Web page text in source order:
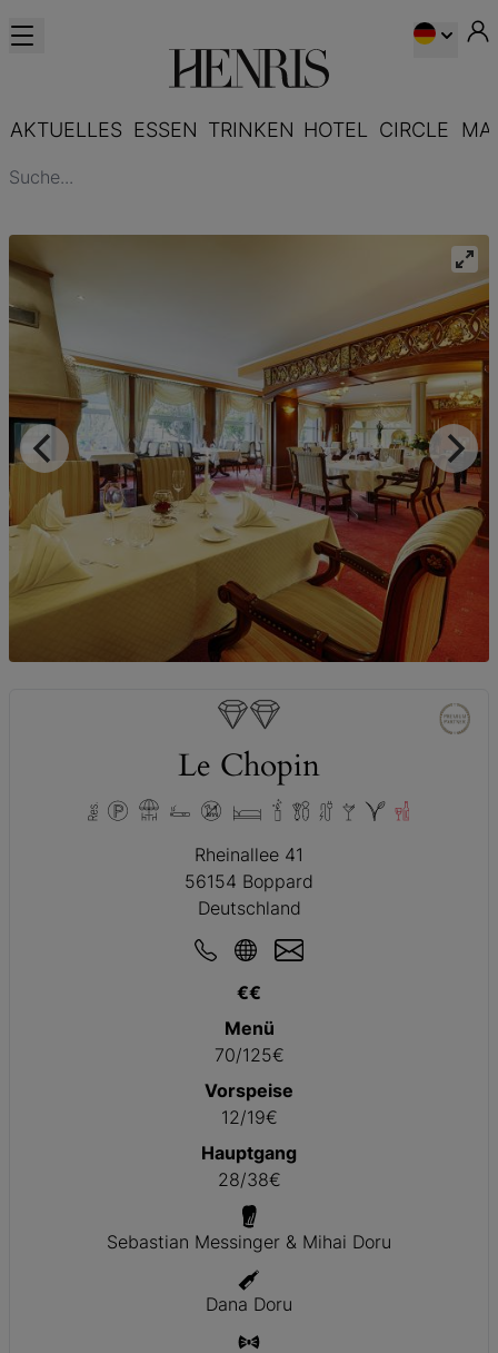
AKTUELLES ESSEN TRINKEN HOTEL CIRCLE
Le Chopin
Rheinallee 41
56154 Boppard
Deutschland
€€
Menü
70/125€
Vorspeise
12/19€
Hauptgang
28/38€
Sebastian Messinger & Mihai Doru
Dana Doru